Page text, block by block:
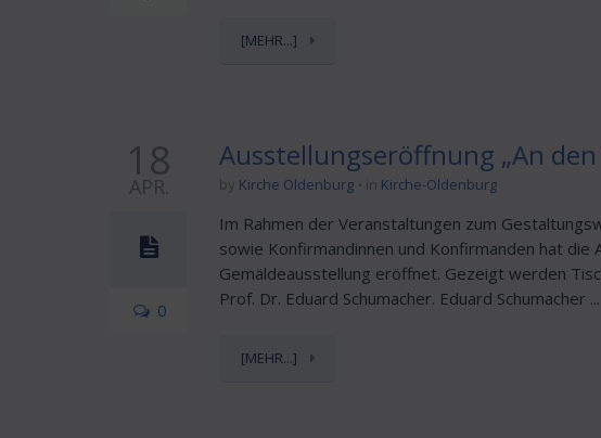
[MEHR...]
18
APR.
0
Ausstellungseröffnung „An den
by Kirche Oldenburg in Kirche-Oldenburg
Im Rahmen der Veranstaltungen zum
sowie Konfirmandinnen und Konfirmanden hat
Gemäldeausstellung eröffnet. Gezeigt werden
Prof. Dr. Eduard Schumacher. Eduard Schumacher ...
[MEHR...]